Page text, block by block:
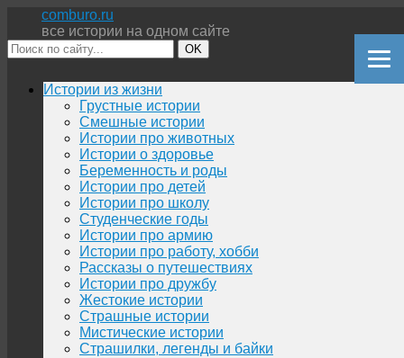
comburo.ru
все истории на одном сайте
OK
Перейти
содержимому
Истории из жизни
Грустные истории
Смешные истории
Истории про животных
Истории о здоровье
Беременность и роды
Истории про детей
Истории про школу
Студенческие годы
Истории про армию
Истории про работу, хобби
Рассказы о путешествиях
Истории про дружбу
Жестокие истории
Страшные истории
Мистические истории
Страшилки, легенды и байки